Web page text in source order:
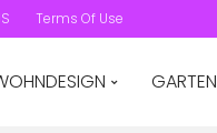
Terms Of Use
GARTEN